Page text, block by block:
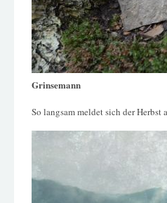
Grinsemann
So langsam meldet sich der Herbst